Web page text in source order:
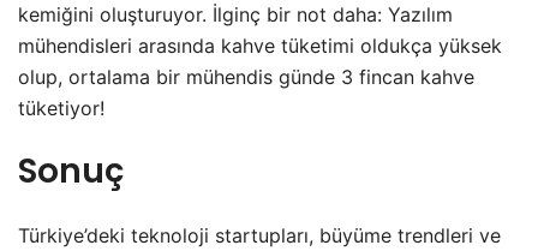
kemiğini oluşturuyor. İlginç bir not daha: Yazılım
mühendisleri arasında kahve tüketimi oldukça yüksek
olup, ortalama bir mühendis günde 3 fincan kahve
tüketiyor!
Sonuç
Türkiye’deki teknoloji startupları, büyüme trendleri ve